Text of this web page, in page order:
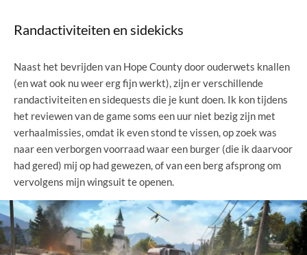
Randactiviteiten en sidekicks
Naast het bevrijden van Hope County door ouderwets knallen
(en wat ook nu weer erg fijn werkt), zijn er verschillende
randactiviteiten en sidequests die je kunt doen. Ik kon tijdens
het reviewen van de game soms een uur niet bezig zijn met
verhaalmissies, omdat ik even stond te vissen, op zoek was
naar een verborgen voorraad waar een burger (die ik daarvoor
had gered) mij op had gewezen, of van een berg afsprong om
vervolgens mijn wingsuit te openen.